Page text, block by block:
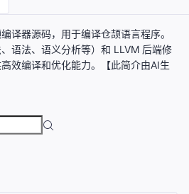
译器源码，用于编译仓颉语言程序。
语法、语义分析等）和 LLVM 后端修
效编译和优化能力。【此简介由AI生